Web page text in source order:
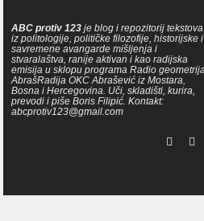
ABC protiv 123 je blog i repozitorij tekstova
iz politologije, političke filozofije, historijske i
savremene avangarde mišljenja i
stvaralaštva, ranije aktivan i kao radijska
emisija u sklopu programa Radio
AbrašRadija OKC Abrašević iz Mostara,
Bosna i Hercegovina. Uči, skladišti, kurira,
prevodi i piše Boris Filipić. Kontakt:
abcprotiv123@gmail.com